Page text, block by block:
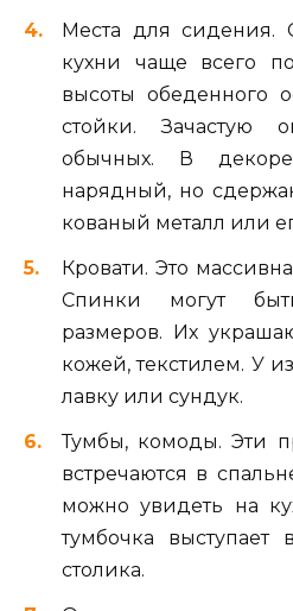
Места для сидения.
кухни чаще всего
высоты обеденного
стойки. Зачастую
обычных. В декоре
нарядный, но
кованый металл или
Кровати. Это
Спинки могут
размеров. Их
кожей, текстилем. У
лавку или сундук.
Тумбы, комоды. Эти
встречаются в
можно увидеть на
тумбочка выступает
столика.